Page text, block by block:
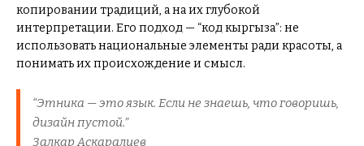
копировании традиций, а на их глубокой
интерпретации. Его подход — “код кыргыза”: не
использовать национальные элементы ради красоты, а
понимать их происхождение и смысл.
“Этника — это язык. Если не знаешь, что говоришь,
дизайн пустой.”
Залкар Аскаралиев